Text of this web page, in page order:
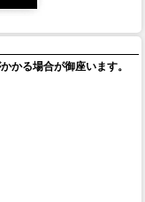
かる場合が御座います。